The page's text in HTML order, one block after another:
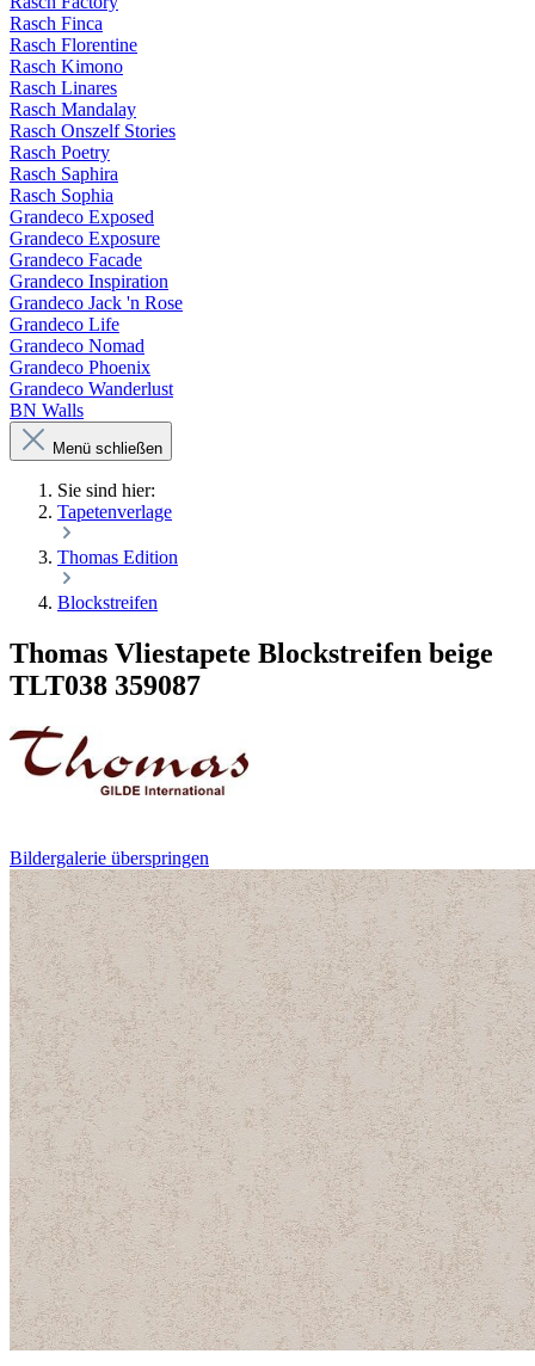
Rasch Finca
Rasch Florentine
Rasch Kimono
Rasch Linares
Rasch Mandalay
Rasch Onszelf Stories
Rasch Poetry
Rasch Saphira
Rasch Sophia
Grandeco Exposed
Grandeco Exposure
Grandeco Facade
Grandeco Inspiration
Grandeco Jack 'n Rose
Grandeco Life
Grandeco Nomad
Grandeco Phoenix
Grandeco Wanderlust
BN Walls
Menü schließen
Sie sind hier:
Tapetenverlage
Thomas Edition
Blockstreifen
Thomas Vliestapete Blockstreifen beige
TLT038 359087
Bildergalerie überspringen